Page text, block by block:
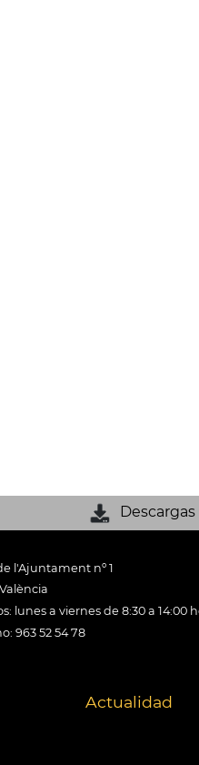
Descargas
l'Ajuntament nº 1
lunes a viernes de 8:30 a 14:00
963 52 54 78
Actualidad